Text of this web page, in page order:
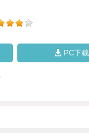
PC下载